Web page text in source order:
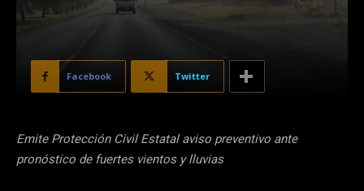
Facebook Twitter
Emite Protección Civil Estatal aviso preventivo ante
pronóstico de fuertes vientos y lluvias